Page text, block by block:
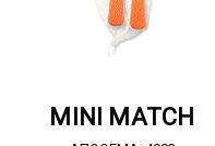
MINI MATCH